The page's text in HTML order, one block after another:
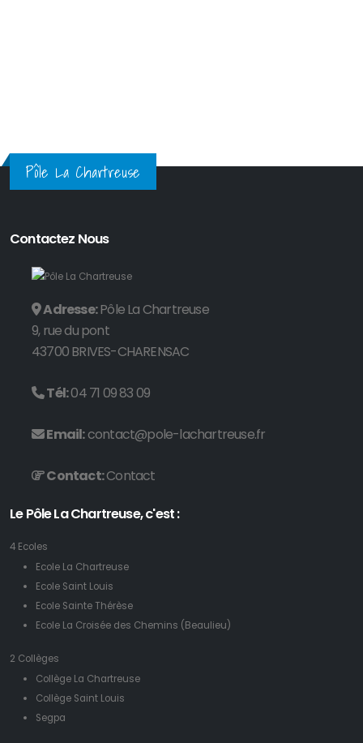
Pôle La Chartreuse
Contactez Nous
Adresse:Pôle La Chartreuse
9, rue du pont
43700 BRIVES-CHARENSAC
Tél:04 71 09 83 09
Email:contact@pole-lachartreuse.fr
Contact:Contact
Le Pôle La Chartreuse, c'est :
4 Ecoles
Ecole La Chartreuse
Ecole Saint Louis
Ecole Sainte Thérèse
Ecole La Croisée des Chemins (Beaulieu)
2 Collèges
Collège La Chartreuse
Collège Saint Louis
Segpa